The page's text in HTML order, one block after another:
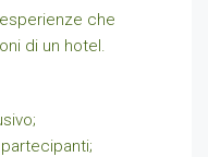
che
di un hotel.